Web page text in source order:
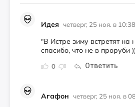
Идея четверг, 25 ноя. в 10:38
0 Ответить
"В Истре зиму встретят
спасибо, что не в проруби
Агафон четверг, 25 ноя. в